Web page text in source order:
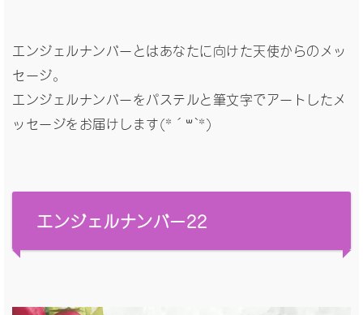
エンジェルナンバーとはあなたに向けた天使からのメッ
セージ。
エンジェルナンバーをパステルと筆文字でアートしたメ
ッセージをお届けします(*´꒳`*)
エンジェルナンバー22